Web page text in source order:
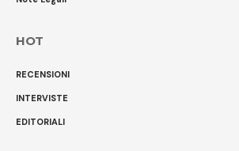
HOT
RECENSIONI
INTERVISTE
EDITORIALI